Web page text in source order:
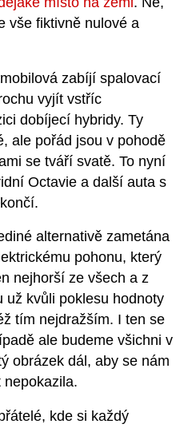
vše fiktivně nulové a
zabíjí spalovací
vyjít vstříc
dobíjecí hybridy. Ty
ale pořád jsou v pohodě
se tváří svatě. To nyní
Octavie a další auta s
alternativě zametána
pohonu, který
nejhorší ze všech a z
už kvůli poklesu hodnoty
tím nejdražším. I ten se
ale budeme všichni v
obrázek dál, aby se nám
nepokazila.
kde si každý